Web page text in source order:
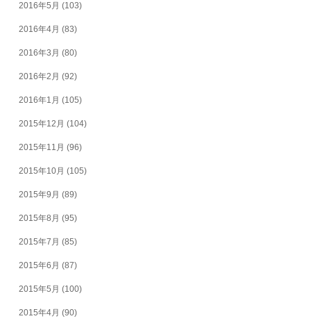
2016年5月 (103)
2016年4月 (83)
2016年3月 (80)
2016年2月 (92)
2016年1月 (105)
2015年12月 (104)
2015年11月 (96)
2015年10月 (105)
2015年9月 (89)
2015年8月 (95)
2015年7月 (85)
2015年6月 (87)
2015年5月 (100)
2015年4月 (90)